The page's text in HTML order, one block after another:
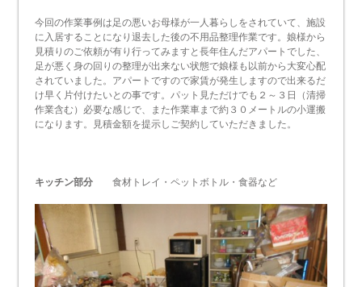
今回の作業事例は足の悪いお母様が一人暮らしをされていて、施設
に入居することになり退去した後の不用品整理作業です。娘様から
見積りのご依頼が有り行ってみますと長年住んだアパートでした、
足が悪く身の回りの整理が出来ない状態で娘様も以前から大変心配
されていました。アパートですので家賃が発生しますので出来るだ
け早く片付けたいとの事です。パット見ただけでも２～３日（清掃
作業含む）必要な感じで、また作業車まで約３０メートルの小運搬
になります。見積金額を提示しご契約していただきました。
キッチン部分 食材トレイ・ペットボトル・食器など